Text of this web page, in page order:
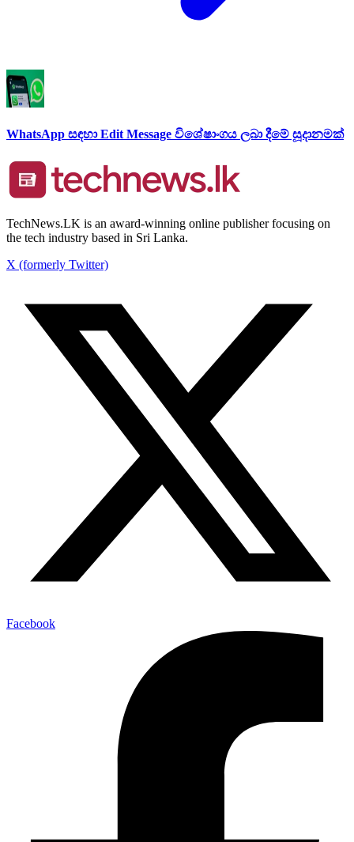
WhatsApp සඳහා Edit Message විශේෂාංගය ලබා දීමේ සූදානමක්
TechNews.LK is an award-winning online publisher focusing on
the tech industry based in Sri Lanka.
X (formerly Twitter)
Facebook